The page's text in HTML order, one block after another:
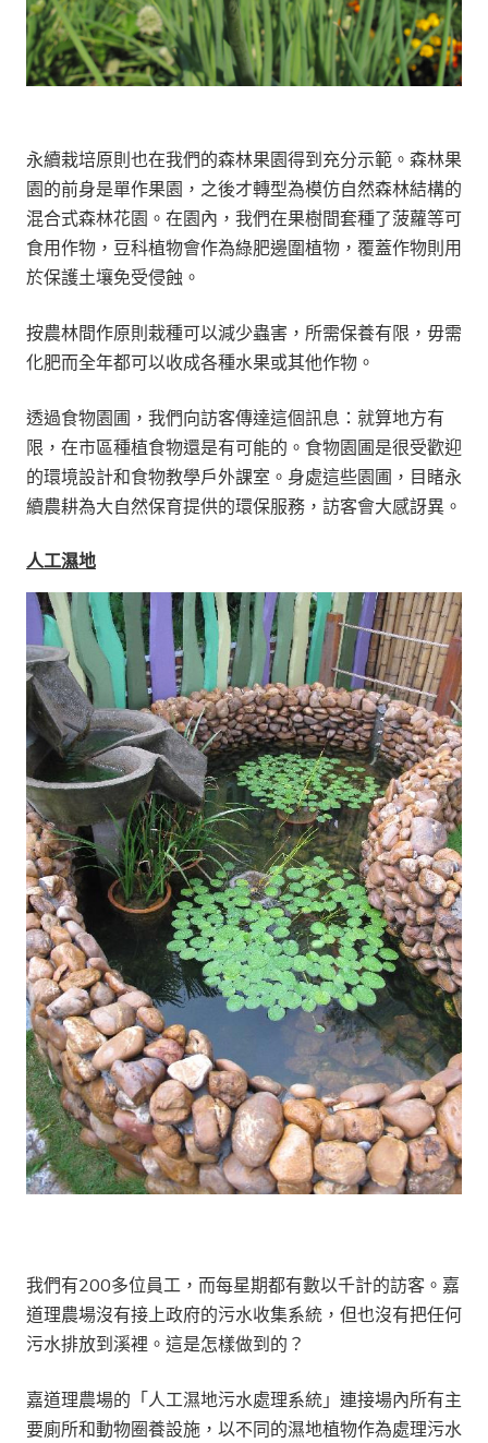
永續栽培原則也在我們的森林果園得到充分示範。森林果
園的前身是單作果園，之後才轉型為模仿自然森林結構的
混合式森林花園。在園內，我們在果樹間套種了菠蘿等可
食用作物，豆科植物會作為綠肥邊圍植物，覆蓋作物則用
於保護土壤免受侵蝕。
按農林間作原則栽種可以減少蟲害，所需保養有限，毋需
化肥而全年都可以收成各種水果或其他作物。
透過食物園圃，我們向訪客傳達這個訊息：就算地方有
限，在市區種植食物還是有可能的。食物園圃是很受歡迎
的環境設計和食物教學戶外課室。身處這些園圃，目睹永
續農耕為大自然保育提供的環保服務，訪客會大感訝異。
人工濕地
我們有200多位員工，而每星期都有數以千計的訪客。嘉
道理農場沒有接上政府的污水收集系統，但也沒有把任何
污水排放到溪裡。這是怎樣做到的？
嘉道理農場的「人工濕地污水處理系統」連接場內所有主
要廁所和動物圈養設施，以不同的濕地植物作為處理污水